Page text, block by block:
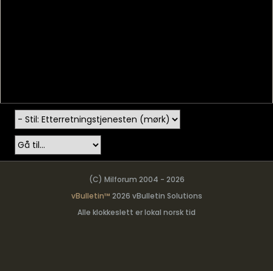
(C) Milforum 2004 - 2026
vBulletin™ 2026 vBulletin Solutions
Alle klokkeslett er lokal norsk tid